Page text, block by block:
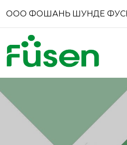
ООО ФОШАНЬ ШУНДЕ